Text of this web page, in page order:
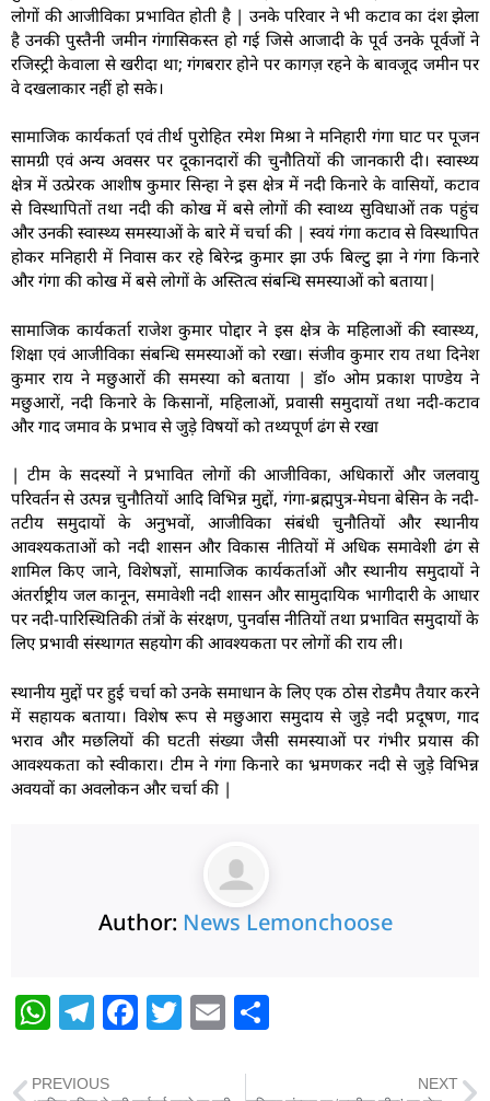
लोगों की आजीविका प्रभावित होती है | उनके परिवार ने भी कटाव का दंश झेला
है उनकी पुस्तैनी जमीन गंगासिकस्त हो गई जिसे आजादी के पूर्व उनके पूर्वजों ने
रजिस्ट्री केवाला से खरीदा था; गंगबरार होने पर कागज़ रहने के बावजूद जमीन पर
वे दखलाकार नहीं हो सके।
सामाजिक कार्यकर्ता एवं तीर्थ पुरोहित रमेश मिश्रा ने मनिहारी गंगा घाट पर पूजन
सामग्री एवं अन्य अवसर पर दूकानदारों की चुनौतियों की जानकारी दी। स्वास्थ्य
क्षेत्र में उत्प्रेरक आशीष कुमार सिन्हा ने इस क्षेत्र में नदी किनारे के वासियों, कटाव
से विस्थापितों तथा नदी की कोख में बसे लोगों की स्वाथ्य सुविधाओं तक पहुंच
और उनकी स्वास्थ्य समस्याओं के बारे में चर्चा की | स्वयं गंगा कटाव से विस्थापित
होकर मनिहारी में निवास कर रहे बिरेन्द्र कुमार झा उर्फ बिल्टु झा ने गंगा किनारे
और गंगा की कोख में बसे लोगों के अस्तित्व संबन्धि समस्याओं को बताया|
सामाजिक कार्यकर्ता राजेश कुमार पोद्दार ने इस क्षेत्र के महिलाओं की स्वास्थ्य,
शिक्षा एवं आजीविका संबन्धि समस्याओं को रखा। संजीव कुमार राय तथा दिनेश
कुमार राय ने मछुआरों की समस्या को बताया | डॉ० ओम प्रकाश पाण्डेय ने
मछुआरों, नदी किनारे के किसानों, महिलाओं, प्रवासी समुदायों तथा नदी-कटाव
और गाद जमाव के प्रभाव से जुड़े विषयों को तथ्यपूर्ण ढंग से रखा
| टीम के सदस्यों ने प्रभावित लोगों की आजीविका, अधिकारों और जलवायु
परिवर्तन से उत्पन्न चुनौतियों आदि विभिन्न मुद्दों, गंगा-ब्रह्मपुत्र-मेघना बेसिन के नदी-
तटीय समुदायों के अनुभवों, आजीविका संबंधी चुनौतियों और स्थानीय
आवश्यकताओं को नदी शासन और विकास नीतियों में अधिक समावेशी ढंग से
शामिल किए जाने, विशेषज्ञों, सामाजिक कार्यकर्ताओं और स्थानीय समुदायों ने
अंतर्राष्ट्रीय जल कानून, समावेशी नदी शासन और सामुदायिक भागीदारी के आधार
पर नदी-पारिस्थितिकी तंत्रों के संरक्षण, पुनर्वास नीतियों तथा प्रभावित समुदायों के
लिए प्रभावी संस्थागत सहयोग की आवश्यकता पर लोगों की राय ली।
स्थानीय मुद्दों पर हुई चर्चा को उनके समाधान के लिए एक ठोस रोडमैप तैयार करने
में सहायक बताया। विशेष रूप से मछुआरा समुदाय से जुड़े नदी प्रदूषण, गाद
भराव और मछलियों की घटती संख्या जैसी समस्याओं पर गंभीर प्रयास की
आवश्यकता को स्वीकारा। टीम ने गंगा किनारे का भ्रमणकर नदी से जुड़े विभिन्न
अवयवों का अवलोकन और चर्चा की |
Author: News Lemonchoose
W
at
T
e
F T E
ai
PREVIOUS NEXT